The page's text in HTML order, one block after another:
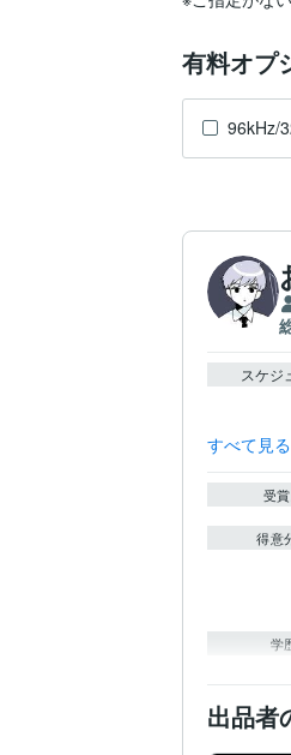
有料オプ
96kHz/
スケジ
すべて見る
受
得意
学
出品者